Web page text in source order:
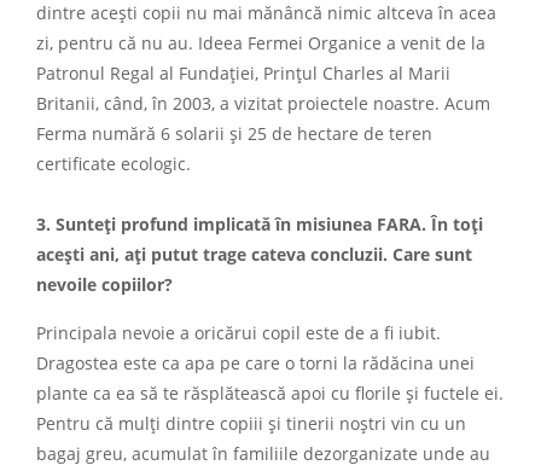
dintre acești copii nu mai mănâncă nimic altceva în acea
zi, pentru că nu au. Ideea Fermei Organice a venit de la
Patronul Regal al Fundației, Prințul Charles al Marii
Britanii, când, în 2003, a vizitat proiectele noastre. Acum
Ferma numără 6 solarii și 25 de hectare de teren
certificate ecologic.
3. Sunteți profund implicată în misiunea FARA. În toți
acești ani, ați putut trage cateva concluzii. Care sunt
nevoile copiilor?
Principala nevoie a oricărui copil este de a fi iubit.
Dragostea este ca apa pe care o torni la rădăcina unei
plante ca ea să te răsplătească apoi cu florile și fuctele ei.
Pentru că mulți dintre copiii și tinerii noștri vin cu un
bagaj greu, acumulat în familiile dezorganizate unde au